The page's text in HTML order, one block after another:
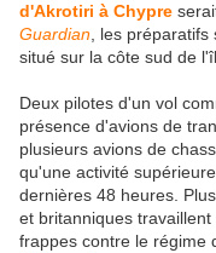
d'Akrotiri à Chypre
Guardian , les
situé sur la côte sud de
Deux pilotes d'un vol
présence d'avions de
plusieurs avions de
qu'une activité
dernières 48 heures.
et britanniques
frappes contre le régime